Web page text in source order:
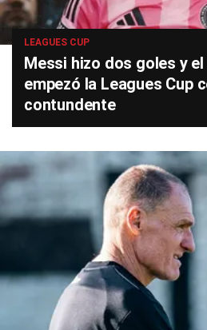
LEAGUES CUP
Messi hizo dos goles y
empezó la Leagues Cup
contundente